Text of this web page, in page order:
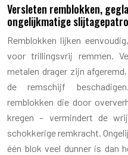
Versleten remblokken,
ongelijkmatige
Remblokken lijken
voor trillingsvrij remmen.
metalen drager zijn
de remschijf
remblokken die door
kregen – vermindert de
schokkerige remkracht.
één blok veel dunner is dan